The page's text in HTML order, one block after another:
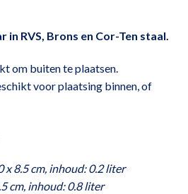
in RVS, Brons en Cor-Ten staal.
om buiten te plaatsen.
voor plaatsing binnen, of
x 8.5 cm, inhoud: 0.2 liter
cm, inhoud: 0.8 liter